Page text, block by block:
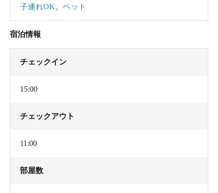
子連れOK
ペット
宿泊情報
チェックイン
15:00
チェックアウト
11:00
部屋数